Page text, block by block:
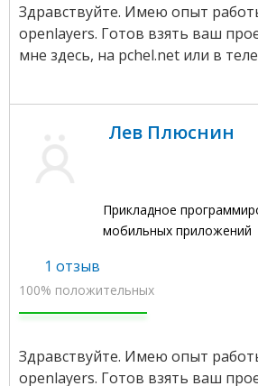
Здравствуйте. Имею опыт
openlayers. Готов взять ваш
мне здесь, на pchel.net или в
Лев Плюснин
Прикладное
мобильных приложений
1 отзыв
100% положительных
Здравствуйте. Имею опыт
openlayers. Готов взять ваш